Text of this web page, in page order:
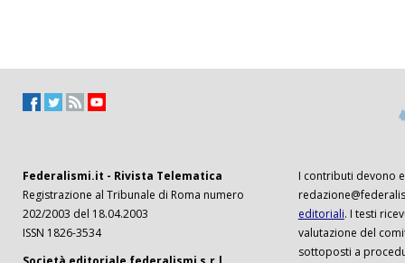
Federalismi.it - Rivista Telematica
Registrazione al Tribunale di Roma numero
202/2003 del 18.04.2003
ISSN 1826-3534
I contributi devono
editoriali. I testi
valutazione del
sottoposti a